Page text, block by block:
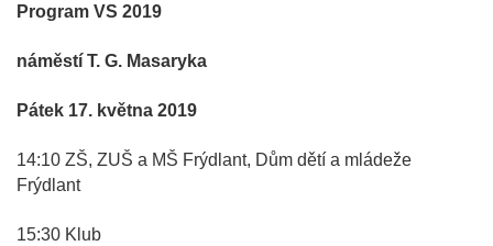
Program VS 2019
náměstí T. G. Masaryka
Pátek 17. května 2019
14:10 ZŠ, ZUŠ a MŠ Frýdlant, Dům dětí a mládeže
Frýdlant
15:30 Klub